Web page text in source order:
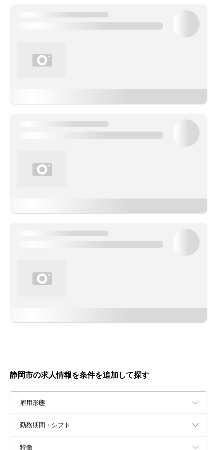
静岡市の求人情報を条件を追加して探す
雇用形態
勤務期間・シフト
特徴